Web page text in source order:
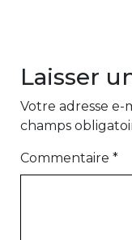
Laisser
Votre adresse e-
champs
Commentaire *